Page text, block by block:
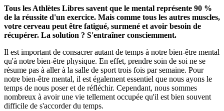
Tous les Athlètes Libres savent que le mental représente 90 %
de la réussite d'un exercice. Mais comme tous les autres muscles,
votre cerveau peut être fatigué, surmené et avoir besoin de
récupérer. La solution ? S'entraîner consciemment.
Il est important de consacrer autant de temps à notre bien-être mental
qu'à notre bien-être physique. En effet, prendre soin de soi ne se
résume pas à aller à la salle de sport trois fois par semaine. Pour
notre bien-être mental, il est également essentiel que nous ayons le
temps de nous poser et de réfléchir. Cependant, nous sommes
nombreux à avoir une vie tellement occupée qu'il est bien souvent
difficile de s'accorder du temps.